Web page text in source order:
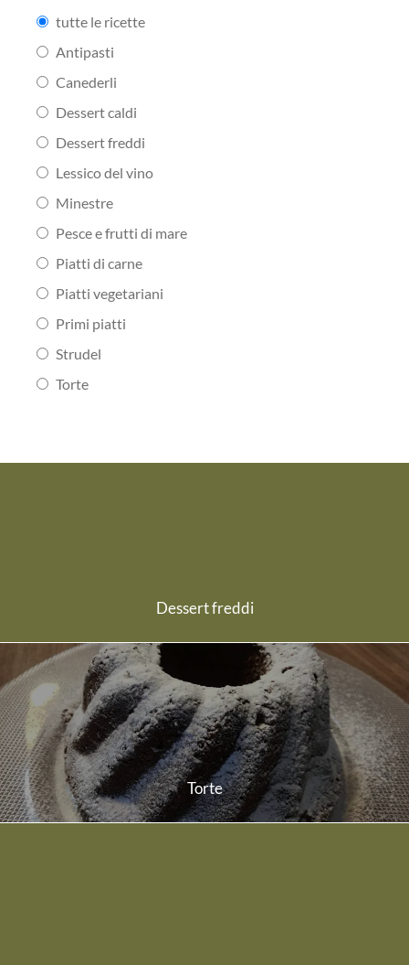
tutte le ricette
Antipasti
Canederli
Dessert caldi
Dessert freddi
Lessico del vino
Minestre
Pesce e frutti di mare
Piatti di carne
Piatti vegetariani
Primi piatti
Strudel
Torte
Dessert freddi
scopri di più
Torte
scopri di più